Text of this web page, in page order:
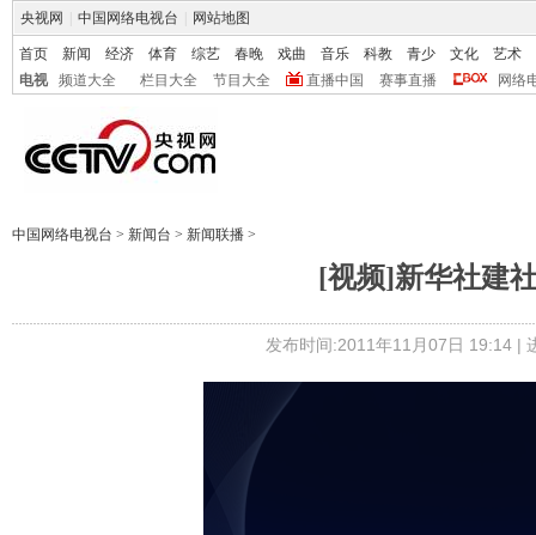
央视网 中国网络电视台 网站地图
首页 新闻 经济 体育 综艺 春晚 戏曲 音乐 科教 青少 文化
艺术
电视
频道大全 栏目大全 节目大全 直播中国 赛事直播 网络
中国网络电视台 > 新闻台 > 新闻联播 >
[视频]新华社建
发布时间:2011年11月07日 19:14 |